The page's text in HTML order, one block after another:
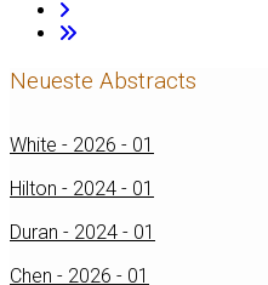
Neueste Abstracts
White - 2026 - 01
Hilton - 2024 - 01
Duran - 2024 - 01
Chen - 2026 - 01